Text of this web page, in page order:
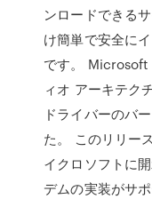
ンロードできる
け簡単で安全に
です。 Microsoft
ィオ アーキテク
ドライバーのバ
た。 このリリー
イクロソフトに
デムの実装がサ